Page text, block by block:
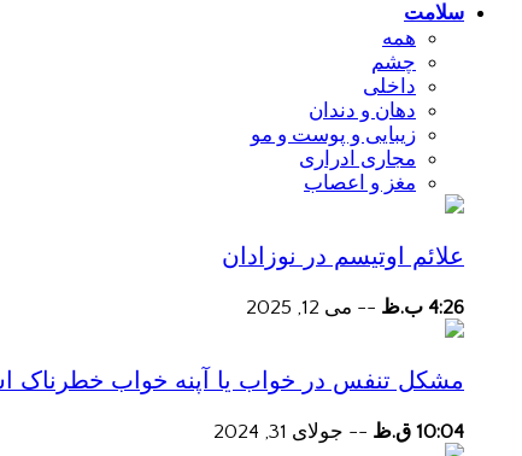
سلامت
همه
چشم
داخلی
دهان و دندان
زیبایی و پوست و مو
مجاری ادراری
مغز و اعصاب
علائم اوتیسم در نوزادان
4:26 ب.ظ -- می 12, 2025
مشکل تنفس در خواب یا آپنه خواب خطرناک
10:04 ق.ظ -- جولای 31, 2024